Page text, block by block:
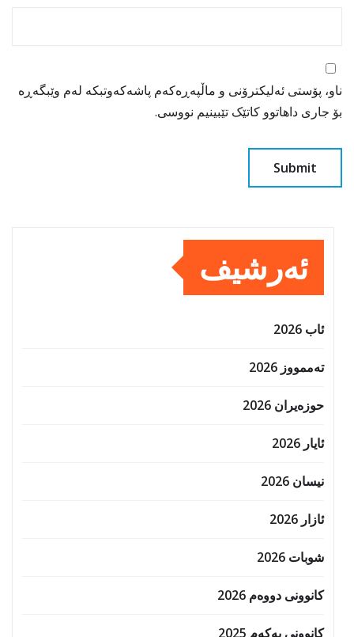
ناو، پۆستی ئەلیکترۆنی و ماڵپەڕەکەم پاشەکەوتبکە لەم وێبگەڕە
بۆ جاری داهاتوو کاتێک تێبینیم نووسی.
ئەرشیف
ئاب 2026
تەممووز 2026
حوزه‌یران 2026
ئایار 2026
نیسان 2026
ئازار 2026
شوبات 2026
کانوونی دووەم 2026
کانوونی یەکەم 2025